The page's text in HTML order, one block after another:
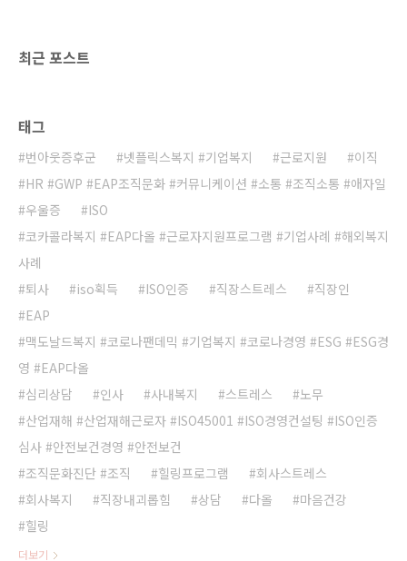
최근 포스트
태그
번아웃증후군 넷플릭스복지 #기업복지 근로지원
이직
HR #GWP #EAP조직문화 #커뮤니케이션 #소통 #조직소통 #애자일
우울증
ISO
코카콜라복지 #EAP다올 #근로자지원프로그램 #기업사례 #해외복지
사례
퇴사
iso획득 ISO인증 직장스트레스
직장인
EAP
맥도날드복지 #코로나팬데믹 #기업복지 #코로나경영 #ESG #ESG경
영 #EAP다올
심리상담
인사 사내복지 스트레스
노무
산업재해 #산업재해근로자 #ISO45001 #ISO경영컨설팅 #ISO인증
심사 #안전보건경영 #안전보건
조직문화진단 #조직
힐링프로그램
회사스트레스
회사복지
직장내괴롭힘 상담 다올
마음건강
힐링
더보기